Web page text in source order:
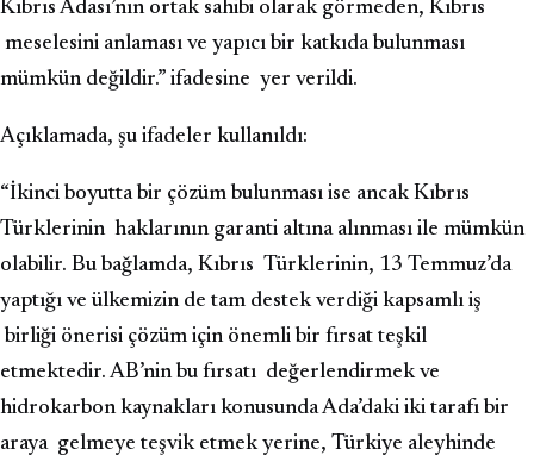
Kıbrıs Adası’nın ortak sahibi olarak görmeden, Kıbrıs
meselesini anlaması ve yapıcı bir katkıda bulunması
mümkün değildir.” ifadesine yer verildi.
Açıklamada, şu ifadeler kullanıldı:
“İkinci boyutta bir çözüm bulunması ise ancak Kıbrıs
Türklerinin haklarının garanti altına alınması ile mümkün
olabilir. Bu bağlamda, Kıbrıs Türklerinin, 13 Temmuz’da
yaptığı ve ülkemizin de tam destek verdiği kapsamlı iş
birliği önerisi çözüm için önemli bir fırsat teşkil
etmektedir. AB’nin bu fırsatı değerlendirmek ve
hidrokarbon kaynakları konusunda Ada’daki iki tarafı bir
araya gelmeye teşvik etmek yerine, Türkiye aleyhinde